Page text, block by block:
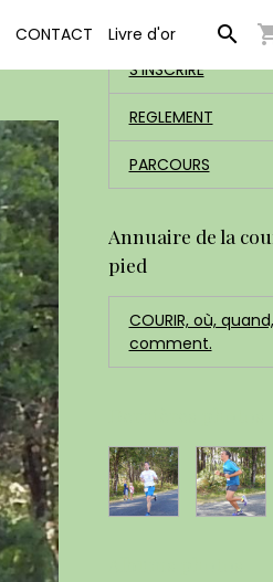
CONTACT Livre d'or
S'INSCRIRE
REGLEMENT
PARCOURS
Annuaire de la
pied
COURIR, où, quand,
comment.